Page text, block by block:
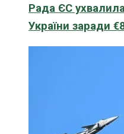
Рада ЄС
України заради